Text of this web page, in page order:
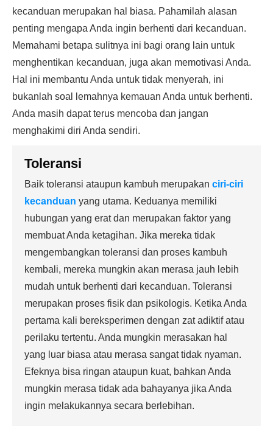
kecanduan merupakan hal biasa. Pahamilah alasan
penting mengapa Anda ingin berhenti dari kecanduan.
Memahami betapa sulitnya ini bagi orang lain untuk
menghentikan kecanduan, juga akan memotivasi Anda.
Hal ini membantu Anda untuk tidak menyerah, ini
bukanlah soal lemahnya kemauan Anda untuk berhenti.
Anda masih dapat terus mencoba dan jangan
menghakimi diri Anda sendiri.
Toleransi
Baik toleransi ataupun kambuh merupakan ciri-ciri
kecanduan yang utama. Keduanya memiliki
hubungan yang erat dan merupakan faktor yang
membuat Anda ketagihan. Jika mereka tidak
mengembangkan toleransi dan proses kambuh
kembali, mereka mungkin akan merasa jauh lebih
mudah untuk berhenti dari kecanduan. Toleransi
merupakan proses fisik dan psikologis. Ketika Anda
pertama kali bereksperimen dengan zat adiktif atau
perilaku tertentu. Anda mungkin merasakan hal
yang luar biasa atau merasa sangat tidak nyaman.
Efeknya bisa ringan ataupun kuat, bahkan Anda
mungkin merasa tidak ada bahayanya jika Anda
ingin melakukannya secara berlebihan.